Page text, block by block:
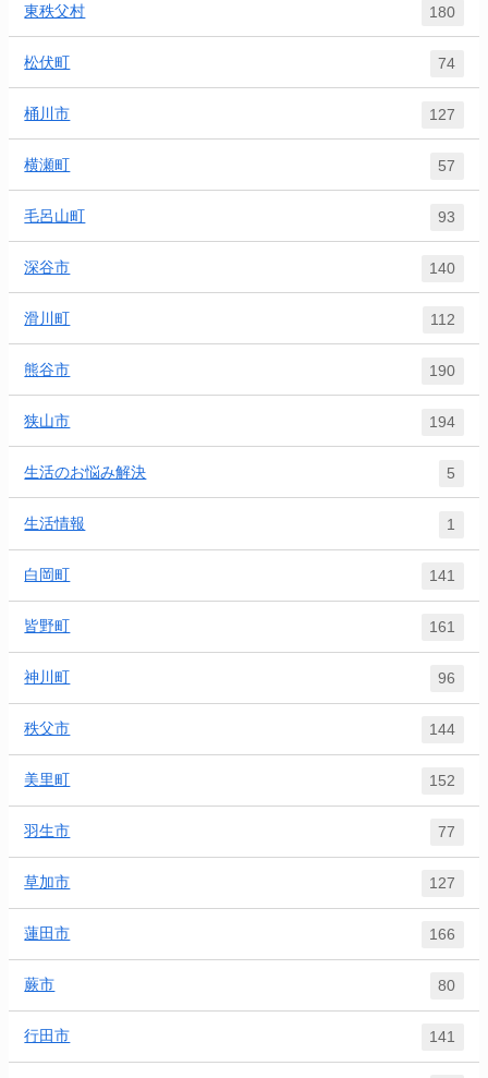
東秩父村 180
松伏町 74
桶川市 127
横瀬町 57
毛呂山町 93
深谷市 140
滑川町 112
熊谷市 190
狭山市 194
生活のお悩み解決 5
生活情報 1
白岡町 141
皆野町 161
神川町 96
秩父市 144
美里町 152
羽生市 77
草加市 127
蓮田市 166
蕨市 80
行田市 141